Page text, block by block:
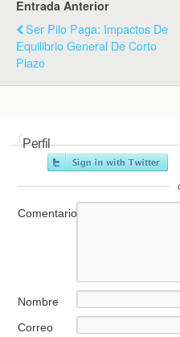
Entrada Anterior
Ser Pilo Paga: Impactos De
Equilibrio General De Corto
Plazo
Perfil
Comentario
Nombre
Correo